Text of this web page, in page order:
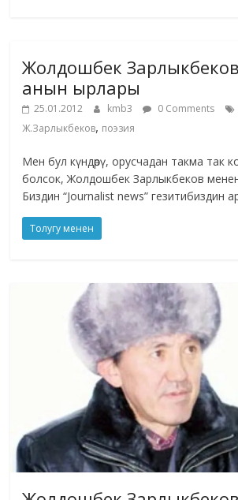
Жолдошбек
анын ырлары
25.01.2012 kmb3 0 Comments
Ж.Зарлыкбеков, поэзия
Мен бул күндөрү, орусчадан такма так
болсок, Жолдошбек Зарлыкбеков менен
Биздин “Journalist news” гезитибиздин
Толугу менен